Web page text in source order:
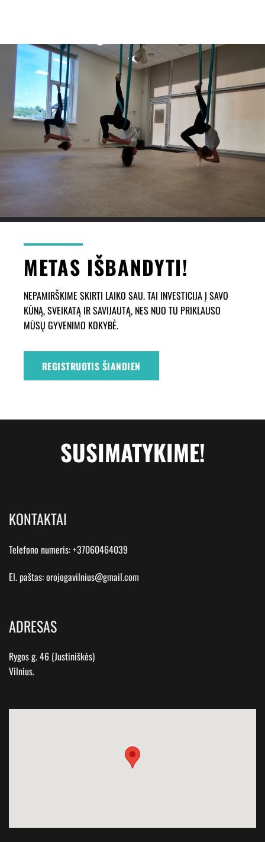
METAS IŠBANDYTI!
NEPAMIRŠKIME SKIRTI LAIKO SAU. TAI INVESTICIJA Į SAVO
KŪNĄ, SVEIKATĄ IR SAVIJAUTĄ, NES NUO TU PRIKLAUSO
MŪSŲ GYVENIMO KOKYBĖ.
REGISTRUOTIS ŠIANDIEN
SUSIMATYKIME!
KONTAKTAI
Telefono numeris:+37060464039
El. paštas:orojogavilnius@gmail.com
ADRESAS
Rygos g. 46 (Justiniškės)
Vilnius.